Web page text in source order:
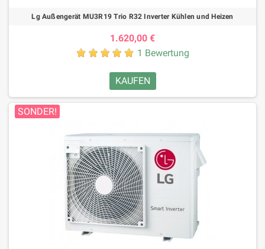
Lg Außengerät MU3R19 Trio R32 Inverter Kühlen und Heizen
1.620,00 €
1 Bewertung
KAUFEN
SONDER!